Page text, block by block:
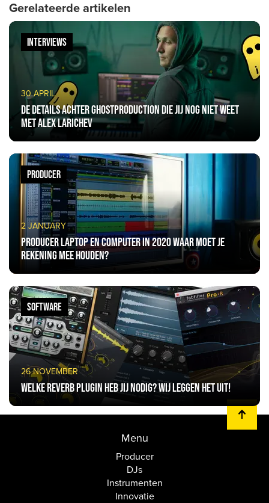
Gerelateerde artikelen
30 APRIL
De details achter ghostproduction die jij nog niet weet
met Alex Larichev
INTERVIEWS
2 JANUARY
Producer laptop en computer in 2020 waar moet je
rekening mee houden?
PRODUCER
26 NOVEMBER
Welke reverb plugin heb jij nodig? Wij leggen het uit!
SOFTWARE
Menu
Producer
DJs
Instrumenten
Innovatie